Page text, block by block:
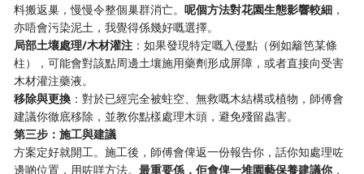
料搬返巢，慢慢令整個巢群消亡。呢個方法對花園生態影響較細 ，
亦唔會污染泥土，我覺得係幾好嘅選擇。
局部土壤處理/木材灌注 ：如果發現特定嘅入侵點（例如籬笆某條
柱），可能會對該點周邊土壤施用藥劑形成屏障，或者直接向受害
木材灌注藥液。
移除與更換 ：對於已經完全被蛀空、無救嘅木結構或植物，師傅會
建議你徹底移除，並教你點樣處理木頭，避免殘留蟲害。
第三步：施工與建議
方案定好就開工。施工後，師傅會俾返一份報告你，話你知處理咗
邊啲位置，用咗咩方法。最重要係，佢會俾一堆園藝保養建議你，